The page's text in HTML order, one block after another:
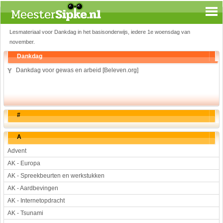
Spelen en leren
Aardrijkskunde
Biologie
Geschiedenis
Internetopdrachten
Kinder-/Jeugdboeken
Kunst en Cultuur
Muziek
Rekenen
Sport
Taal en lezen
Techniek
Verkeer
Lesmateriaal voor Dankdag in het basisonderwijs, iedere 1e woensdag van
november.
Dankdag
Dankdag voor gewas en arbeid [Beleven.org]
#
A
Advent
AK - Europa
AK - Spreekbeurten en werkstukken
AK - Aardbevingen
AK - Internetopdracht
AK - Tsunami